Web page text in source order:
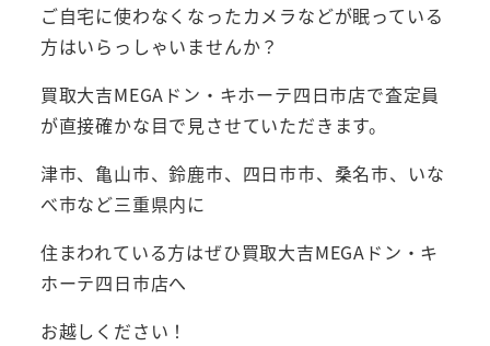
ご自宅に使わなくなったカメラなどが眠っている
方はいらっしゃいませんか？
買取大吉MEGAドン・キホーテ四日市店で査定員
が直接確かな目で見させていただきます。
津市、亀山市、鈴鹿市、四日市市、桑名市、いな
べ市など三重県内に
住まわれている方はぜひ買取大吉MEGAドン・キ
ホーテ四日市店へ
お越しください！